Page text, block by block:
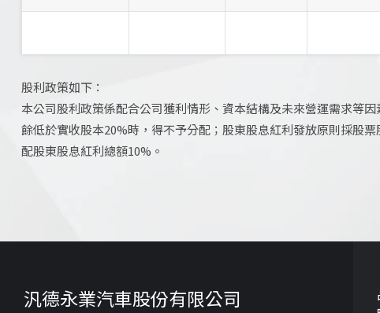
股利政策如下：
本公司股利政策係配合公司獲利情形、資本結構及未來營運需求等
餘低於實收股本20%時，得不予分配；股東股息紅利發放原則採股
配股東股息紅利總額10%。
汎德永業汽車股份有限公司